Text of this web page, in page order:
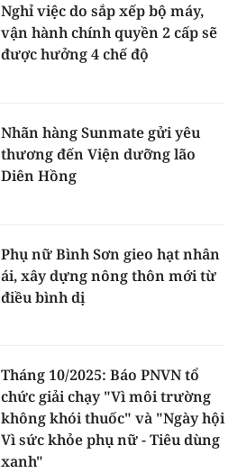
Nghỉ việc do sắp xếp bộ máy,
vận hành chính quyền 2 cấp sẽ
được hưởng 4 chế độ
Nhãn hàng Sunmate gửi yêu
thương đến Viện dưỡng lão
Diên Hồng
Phụ nữ Bình Sơn gieo hạt nhân
ái, xây dựng nông thôn mới từ
điều bình dị
Tháng 10/2025: Báo PNVN tổ
chức giải chạy "Vì môi trường
không khói thuốc" và "Ngày hội
Vì sức khỏe phụ nữ - Tiêu dùng
xanh"